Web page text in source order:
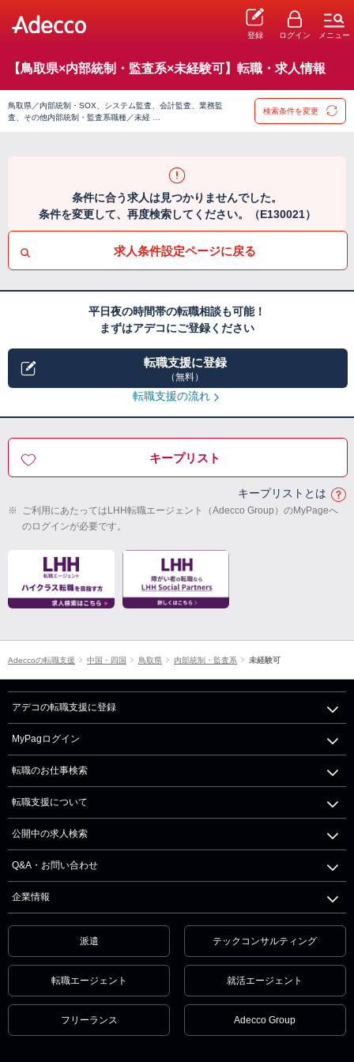
登録 ログイン メニュー
【鳥取県×内部統制・監査系×未経験可】転職・求人情報
鳥取県／内部統制・SOX、システム監査、会計監査、業務監
査、その他内部統制・監査系職種／未経 …
検索条件を変更
条件に合う求人は見つかりませんでした。
条件を変更して、再度検索してください。（E130021）
求人条件設定ページに戻る
平日夜の時間帯の転職相談も可能！
まずはアデコにご登録ください
転職支援に登録
（無料）
転職支援の流れ
キープリスト
キープリストとは
※ ご利用にあたってはLHH転職エージェント（Adecco Group）のMyPageへ
のログインが必要です。
Adeccoの転職支援 中国・四国 鳥取県 内部統制・監査系 未経験可
アデコの転職支援に登録
MyPagログイン
転職のお仕事検索
転職支援について
公開中の求人検索
Q&A・お問い合わせ
企業情報
派遣 テックコンサルティング
転職エージェント 就活エージェント
フリーランス Adecco Group